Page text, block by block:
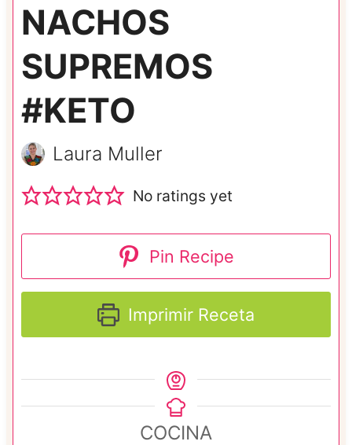
NACHOS
SUPREMOS
#KETO
Laura Muller
No ratings yet
Pin Recipe
Imprimir Receta
COCINA